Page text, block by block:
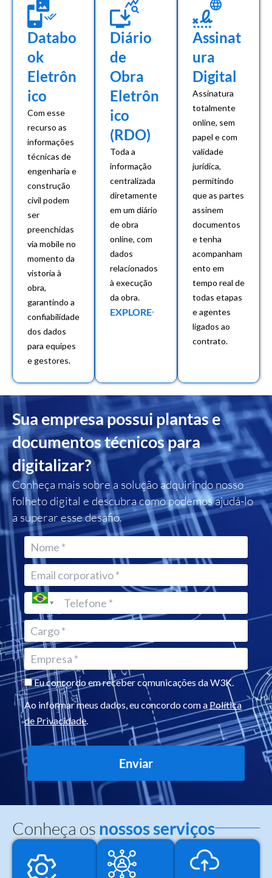
Databo
ok
Eletrôn
ico
Com esse
recurso as
informações
técnicas de
engenharia e
construção
civil podem
ser
preenchidas
via mobile no
momento da
vistoria à
obra,
garantindo a
confiabilidade
dos dados
para equipes
e gestores.
Diário
de
Obra
Eletrôn
ico
(RDO)
Toda a
informação
centralizada
diretamente
em um diário
de obra
online, com
dados
relacionados
à execução
da obra.
EXPLORE
Assinat
ura
Digital
Assinatura
totalmente
online, sem
papel e com
validade
jurídica,
permitindo
que as partes
assinem
documentos
e tenha
acompanham
ento em
tempo real de
todas etapas
e agentes
ligados ao
contrato.
Sua empresa possui plantas e
documentos técnicos para
digitalizar?
Conheça mais sobre a solução adquirindo nosso
folheto digital e descubra como podemos ajudá-lo
a superar esse desafio.
Eu concordo em receber comunicações da W3K.
Ao informar meus dados, eu concordo com a Política
de Privacidade
Enviar
Conheça os nossos serviços